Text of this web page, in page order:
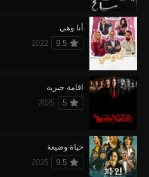
أنا وهي
9.5
2022
اقامة جبرية
5
2025
حياة وضيعة
9.5
2025